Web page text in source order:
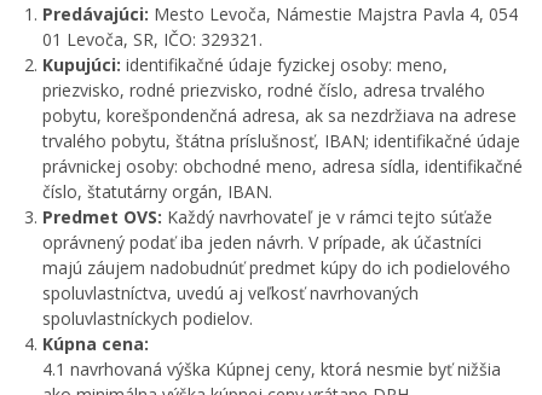
Predávajúci: Mesto Levoča, Námestie Majstra Pavla 4, 054
01 Levoča, SR, IČO: 329321.
Kupujúci: identifikačné údaje fyzickej osoby: meno,
priezvisko, rodné priezvisko, rodné číslo, adresa trvalého
pobytu, korešpondenčná adresa, ak sa nezdržiava na adrese
trvalého pobytu, štátna príslušnosť, IBAN; identifikačné údaje
právnickej osoby: obchodné meno, adresa sídla, identifikačné
číslo, štatutárny orgán, IBAN.
Predmet OVS: Každý navrhovateľ je v rámci tejto súťaže
oprávnený podať iba jeden návrh. V prípade, ak účastníci
majú záujem nadobudnúť predmet kúpy do ich podielového
spoluvlastníctva, uvedú aj veľkosť navrhovaných
spoluvlastníckych podielov.
Kúpna cena:
4.1 navrhovaná výška Kúpnej ceny, ktorá nesmie byť nižšia